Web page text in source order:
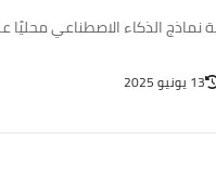
13 يونيو 2025